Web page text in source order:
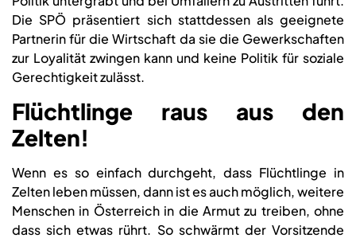
Die SPÖ präsentiert sich stattdessen als geeignete
Partnerin für die Wirtschaft da sie die Gewerkschaften
zur Loyalität zwingen kann und keine Politik für soziale
Gerechtigkeit zulässt.
Flüchtlinge raus aus den
Zelten!
Wenn es so einfach durchgeht, dass Flüchtlinge in
Zelten leben müssen, dann ist es auch möglich, weitere
Menschen in Österreich in die Armut zu treiben, ohne
dass sich etwas rührt. So schwärmt der Vorsitzende